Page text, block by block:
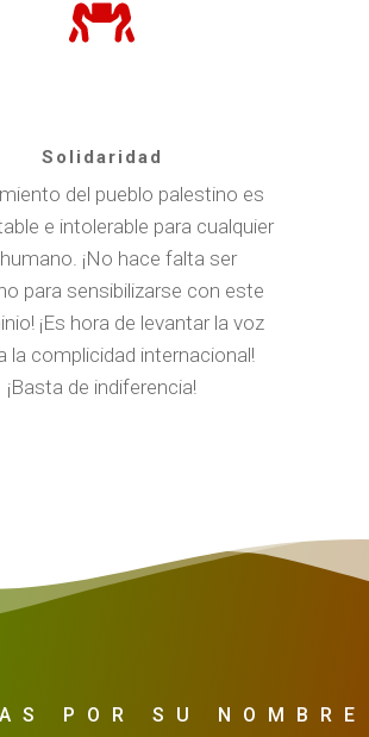
Solidaridad
del pueblo palestino es
e intolerable para cualquier
¡No hace falta ser
para sensibilizarse con este
¡Es hora de levantar la voz
la complicidad internacional!
¡Basta de indiferencia!
POR SU NOMBRE